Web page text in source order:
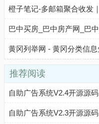
巴中买房_巴中房产网_巴
黄冈列举网 - 黄冈分类信
推荐阅读
自助广告系统V2.4开源源码
自助广告系统V2.3开源源码